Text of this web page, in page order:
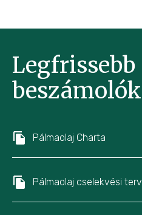
Legfrissebb
beszámolók
Pálmaolaj Charta
Pálmaolaj cselekvési terv